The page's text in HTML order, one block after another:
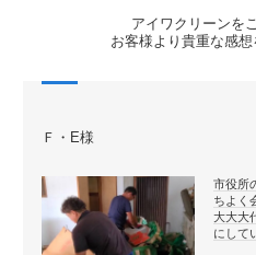
アイワクリーンを
お客様より貴重な感想
Ｆ・E様
市役所
ちよく
大大大
にして